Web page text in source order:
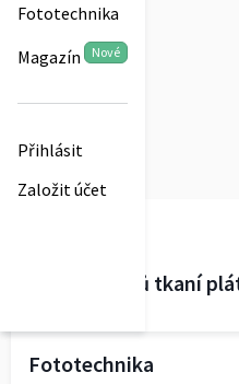
Fototechnika
Magazín Nové
Přihlásit
Založit účet
0
Kurz základů tkaní
Fototechnika